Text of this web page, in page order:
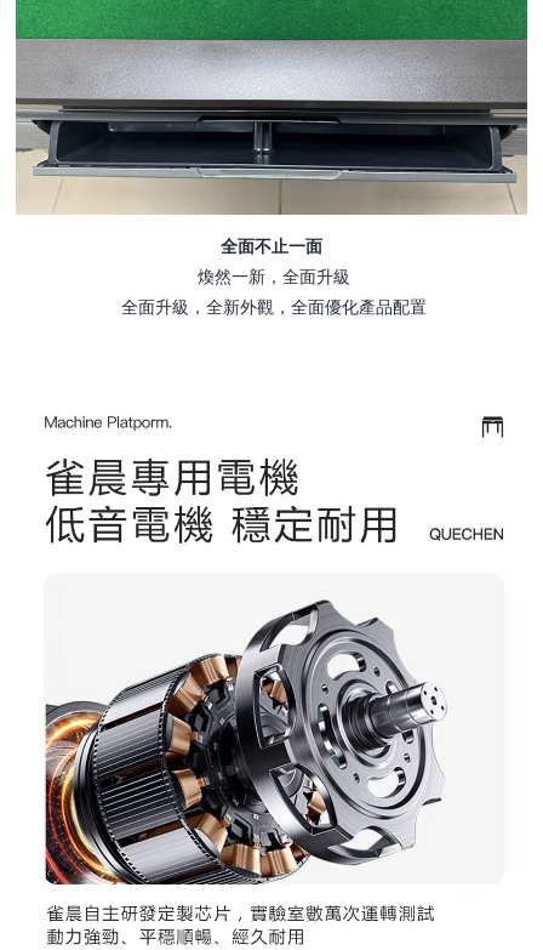
全面不止一面
煥然一新，全面升級
全面升級，全新外觀，全面優化產品配置